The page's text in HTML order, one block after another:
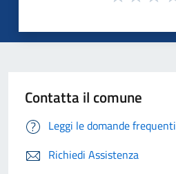
Contatta il comune
Leggi le domande frequenti
Richiedi Assistenza